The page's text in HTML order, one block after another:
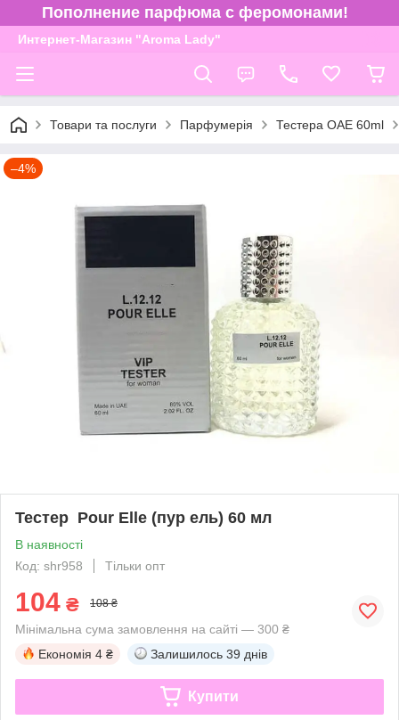
Пополнение парфюма с феромонами!
Интернет-Магазин "Aroma Lady"
Товари та послуги Парфумерія Тестера ОАЕ 60ml
–4%
Тестер Pour Elle (пур ель) 60 мл
В наявності
Код: shr958
Тільки опт
104 ₴ 108 ₴
Мінімальна сума замовлення на сайті — 300 ₴
Економія 4 ₴ Залишилось 39 днів
Купити